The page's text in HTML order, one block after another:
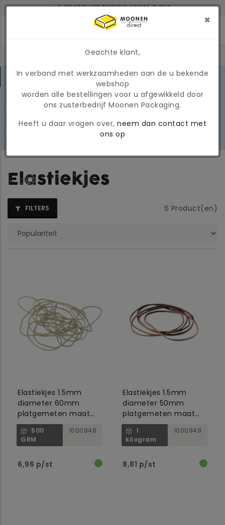
GRATIS VERZENDING VANAF € 250
BINNEN 2 WERKDAGEN IN HUIS BIJ BESTELLING VOOR 17U
MINIMAAL ORDERBEDRAG: € 150
MARKTONTWIKKELINGEN 2026
marktomstandigheden kunnen
prijzen en beschikbaarheid tijdelijk
een tijdelijke, variabele
LEES
Elastiekjes
FILTERS 6 Product(en)
Elastiekjes 1.5mm
diameter 60mm
platgemeten maat
100mm wit no.22
500
GRM
1000948
6,96 p/st
Elastiekjes 1.5mm
diameter 50mm
platgemeten maat
80mm bruin no.18
1
kilogram
1000949
8,81 p/st
×
Geachte klant,
In verband met werkzaamheden aan de u bekende
webshop
worden alle bestellingen voor u afgewikkeld door
ons zusterbedrijf Moonen Packaging.
Heeft u daar vragen over, neem dan contact met
ons op